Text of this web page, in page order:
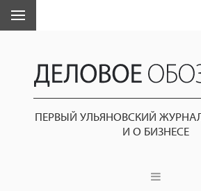
ПЕРВЫЙ УЛЬЯНОВСКИЙ
И О БИЗНЕСЕ